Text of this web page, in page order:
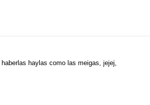
haylas como las meigas, jejej,